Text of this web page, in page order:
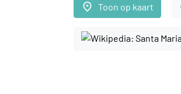
place Toon op kaart